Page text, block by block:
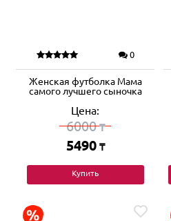
0
Женская футболка Мама
самого лучшего сыночка
Цена:
6000₸
5490 ₸
Купить